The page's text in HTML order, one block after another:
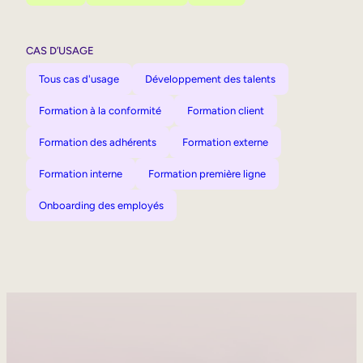
CAS D’USAGE
Tous cas d'usage Développement des talents
Formation à la conformité Formation client
Formation des adhérents Formation externe
Formation interne Formation première ligne
Onboarding des employés